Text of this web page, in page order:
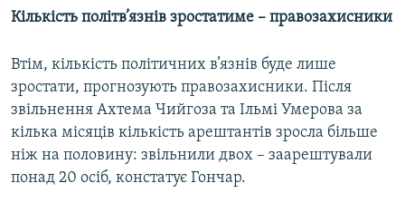
Кількість політв’язнів зростатиме – правозахисники
Втім, кількість політичних в’язнів буде лише
зростати, прогнозують правозахисники. Після
звільнення Ахтема Чийгоза та Ільмі Умерова за
кілька місяців кількість арештантів зросла більше
ніж на половину: звільнили двох – заарештували
понад 20 осіб, констатує Гончар.